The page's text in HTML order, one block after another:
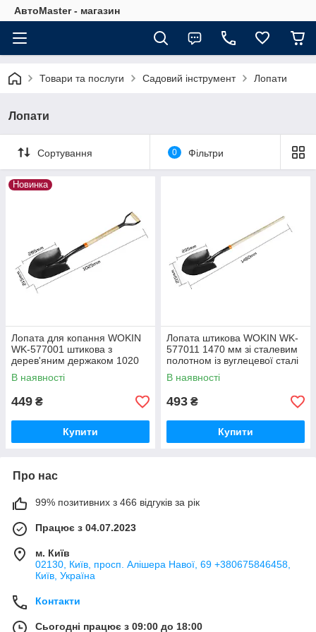
АвтоMaster - магазин
Товари та послуги Садовий інструмент Лопати
Лопати
Сортування 0 Фільтри
Новинка
Лопата для копання WOKIN
WK-577001 штикова з
дерев'яним держаком 1020
мм вуглецева сталь
В наявності
449 ₴
Купити
Лопата штикова WOKIN WK-
577011 1470 мм зі сталевим
полотном із вуглецевої сталі
та дерев'яним держаком
В наявності
493 ₴
Купити
Про нас
99% позитивних з 466 відгуків за рік
Працює з 04.07.2023
м. Київ
02130, Київ, просп. Алішера Навої, 69 +380675846458,
Київ, Україна
Контакти
Сьогодні працює з 09:00 до 18:00